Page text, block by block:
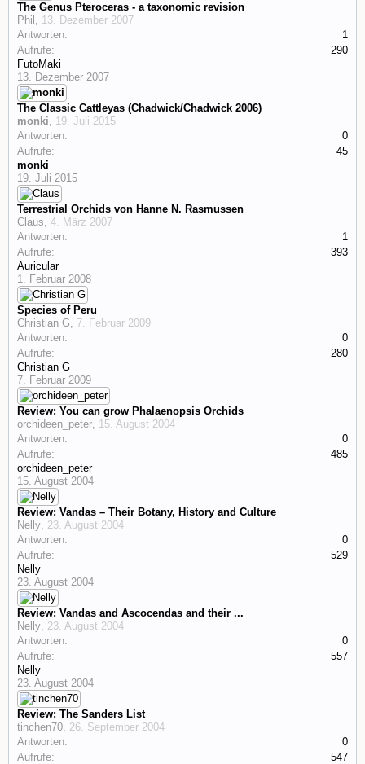
The Genus Pteroceras - a taxonomic revision
Phil , 13. Dezember 2007
Antworten:
1
Aufrufe:
290
FutoMaki
13. Dezember 2007
The Classic Cattleyas (Chadwick/Chadwick 2006)
monki, 19. Juli 2015
Antworten:
0
Aufrufe:
45
monki
19. Juli 2015
Terrestrial Orchids von Hanne N. Rasmussen
Claus, 4. März 2007
Antworten:
1
Aufrufe:
393
Auricular
1. Februar 2008
Species of Peru
Christian G, 7. Februar 2009
Antworten:
0
Aufrufe:
280
Christian G
7. Februar 2009
Review: You can grow Phalaenopsis Orchids
orchideen_peter, 15. August 2004
Antworten:
0
Aufrufe:
485
orchideen_peter
15. August 2004
Review: Vandas – Their Botany, History and Culture
Nelly, 23. August 2004
Antworten:
0
Aufrufe:
529
Nelly
23. August 2004
Review: Vandas and Ascocendas and their ...
Nelly, 23. August 2004
Antworten:
0
Aufrufe:
557
Nelly
23. August 2004
Review: The Sanders List
tinchen70, 26. September 2004
Antworten:
0
Aufrufe:
547